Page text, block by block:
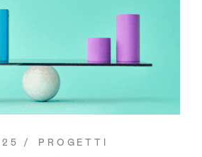
PROGETTI